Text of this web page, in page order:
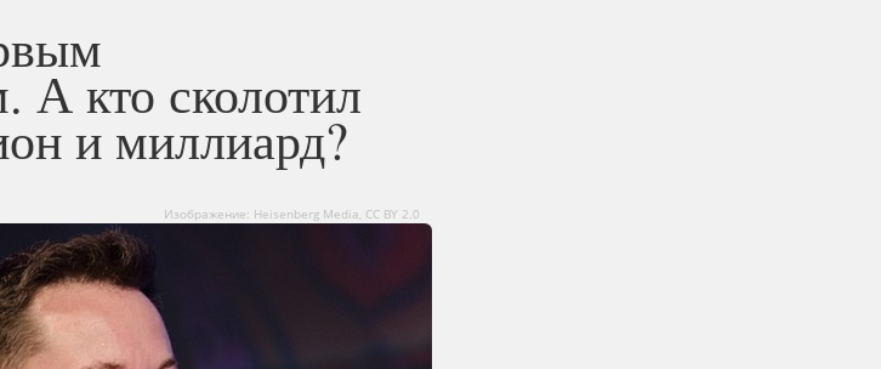
А кто сколотил
и миллиард?
Изображение: Heisenberg Media, CC BY 2.0